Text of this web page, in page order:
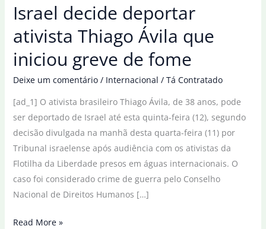
Israel decide deportar
ativista Thiago Ávila que
iniciou greve de fome
Deixe um comentário / Internacional / Tá Contratado
[ad_1] O ativista brasileiro Thiago Ávila, de 38 anos, pode
ser deportado de Israel até esta quinta-feira (12), segundo
decisão divulgada na manhã desta quarta-feira (11) por
Tribunal israelense após audiência com os ativistas da
Flotilha da Liberdade presos em águas internacionais. O
caso foi considerado crime de guerra pelo Conselho
Nacional de Direitos Humanos […]
Israel
Read More »